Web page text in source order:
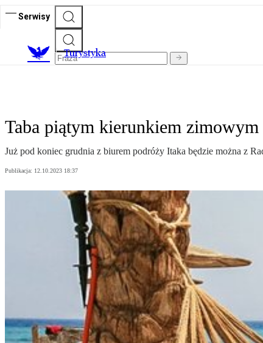
Serwisy
Turystyka
Taba piątym kierunkiem
Już pod koniec grudnia z biurem podróży Itaka będzie można z
Publikacja: 12.10.2023 18:37